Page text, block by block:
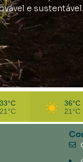
e sustentável.
33°C
21°C
36°C
21°C